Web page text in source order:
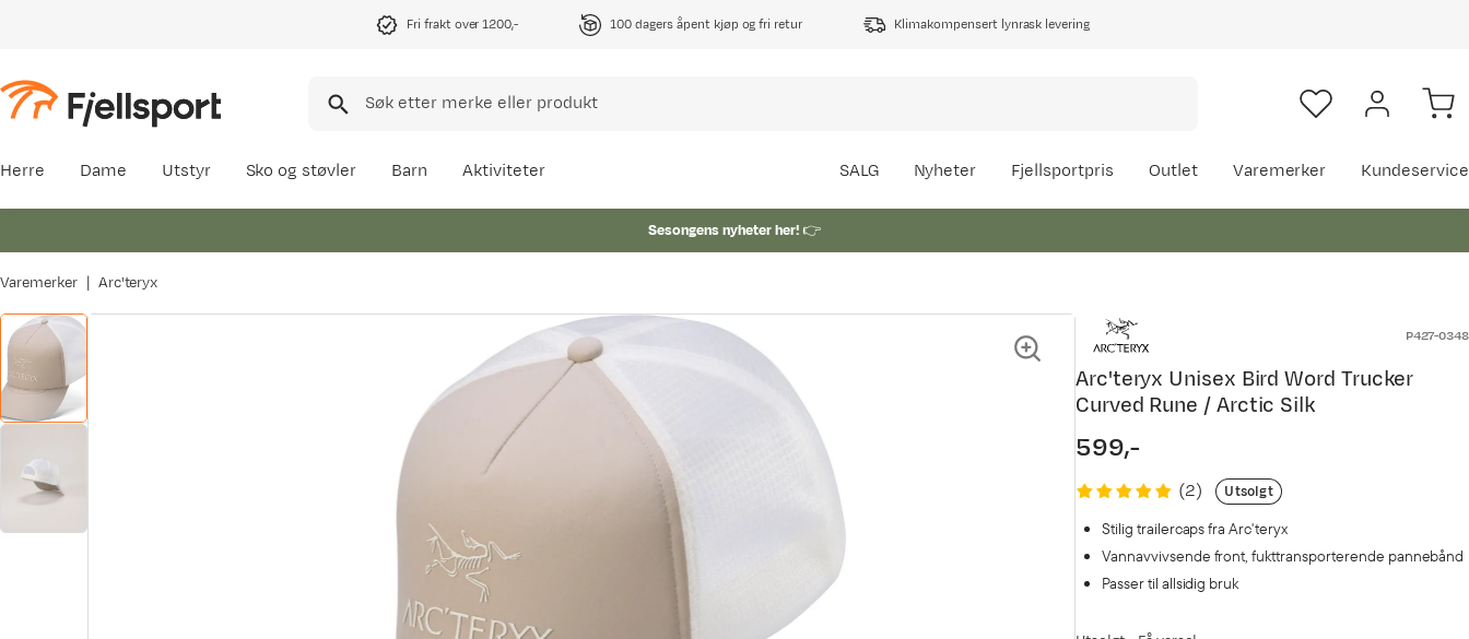
Fri frakt over 1200,- 100 dagers åpent kjøp og fri retur Klimakompensert lynrask levering
Herre Dame Utstyr Sko og støvler Barn Aktiviteter SALG Nyheter Fjellsportpris Outlet Varemerker Kundeservice
Sesongens nyheter her!👉
Varemerker Arc'teryx
P427-0348
Arc'teryx Unisex Bird Word Trucker
Curved Rune / Arctic Silk
price
599,-
(2)
Utsolgt
Stilig trailercaps fra Arc'teryx
Vannavvivsende front, fukttransporterende pannebånd
Passer til allsidig bruk